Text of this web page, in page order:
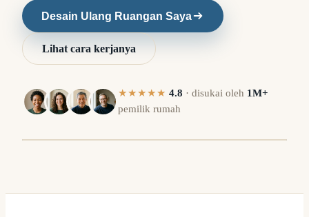
Desain Ulang Ruangan Saya
Lihat cara kerjanya
★★★★★ 4.8 · disukai oleh 1M+
pemilik rumah
SEBELUM
⇔